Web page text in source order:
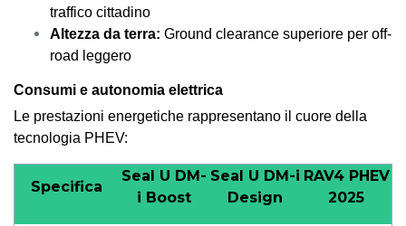
traffico cittadino
Altezza da terra: Ground clearance superiore per off-
road leggero
Consumi e autonomia elettrica
Le prestazioni energetiche rappresentano il cuore della
tecnologia PHEV:
Specifica
Seal U DM-
i Boost
Seal U DM-i
Design
RAV4 PHEV
2025